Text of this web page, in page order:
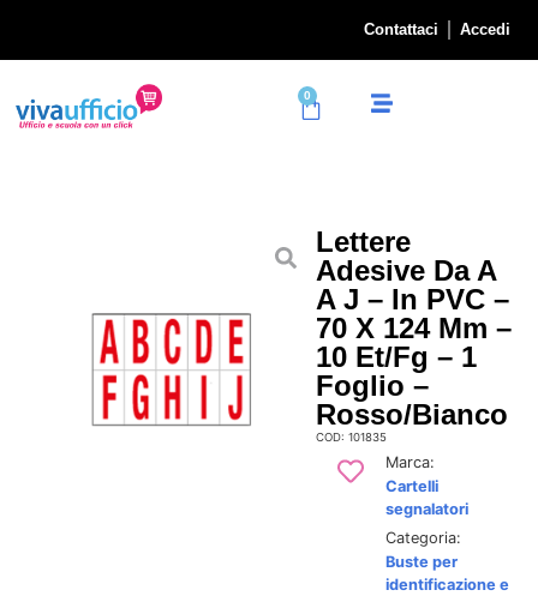
Contattaci Accedi
0
Lettere
Adesive Da A
A J – In PVC –
70 X 124 Mm –
10 Et/fg – 1
Foglio –
Rosso/bianco
COD: 101835
Marca:
Cartelli
segnalatori
Categoria:
Buste per
identificazione e